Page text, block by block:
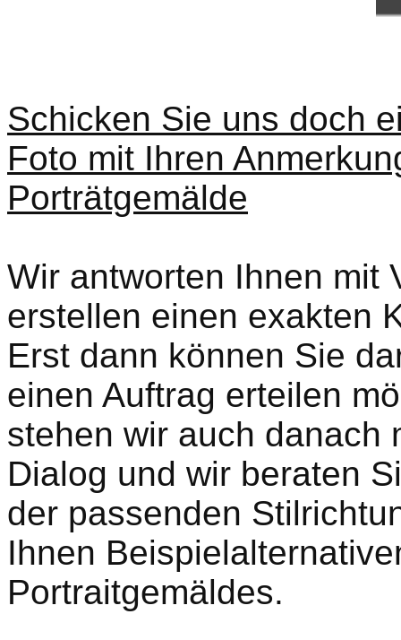
Schicken Sie uns doch
Foto mit Ihren
Porträtgemälde
Wir antworten Ihnen mit
erstellen einen exakten
Erst dann können Sie
einen Auftrag erteilen
stehen wir auch danach
Dialog und wir beraten
der passenden
Ihnen
Portraitgemäldes.